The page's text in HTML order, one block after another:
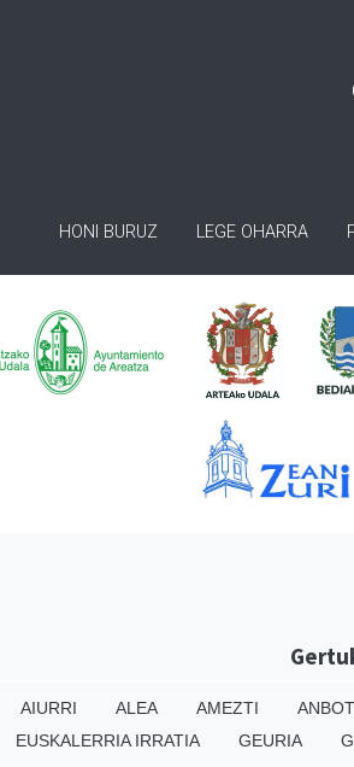
HONI BURUZ LEGE OHARRA
AIURRI ALEA AMEZTI
EUSKALERRIA IRRATIA GEURIA